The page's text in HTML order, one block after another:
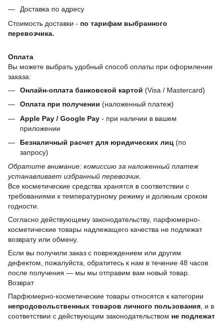
Доставка по адресу
Стоимость доставки - по тарифам выбранного
перевозчика.
Оплата
Вы можете выбрать удобный способ оплаты при оформлении
заказа:
Онлайн-оплата банковской картой (Visa / Mastercard)
Оплата при получении (наложенный платеж)
Apple Pay / Google Pay - при наличии в вашем
приложении
Безналичный расчет для юридических лиц (по
запросу)
Обратите внимание: комиссию за наложенный платеж
устанавливает избранный перевозчик.
Все косметические средства хранятся в соответствии с
требованиями к температурному режиму и должным сроком
годности.
Согласно действующему законодательству, парфюмерно-
косметические товары надлежащего качества не подлежат
возврату или обмену.
Если вы получили заказ с повреждением или другим
дефектом, пожалуйста, обратитесь к нам в течение 48 часов
после получения — мы мы отправим вам новый товар.
Возврат
Парфюмерно-косметические товары относятся к категории
непродовольственных товаров личного пользования, и в
соответствии с действующим законодательством не подлежат